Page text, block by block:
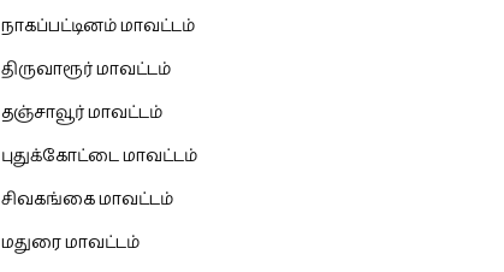
நாகப்பட்டினம் மாவட்டம்
திருவாரூர் மாவட்டம்
தஞ்சாவூர் மாவட்டம்
புதுக்கோட்டை மாவட்டம்
சிவகங்கை மாவட்டம்
மதுரை மாவட்டம்